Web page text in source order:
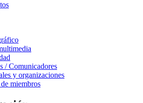
/ Comunicadores
y organizaciones
miembros